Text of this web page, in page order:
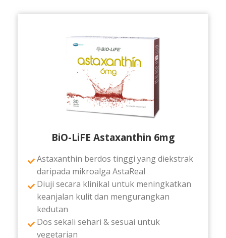
BiO-LiFE Astaxanthin 6mg
Astaxanthin berdos tinggi yang diekstrak
daripada mikroalga AstaReal
Diuji secara klinikal untuk meningkatkan
keanjalan kulit dan mengurangkan
kedutan
Dos sekali sehari & sesuai untuk
vegetarian